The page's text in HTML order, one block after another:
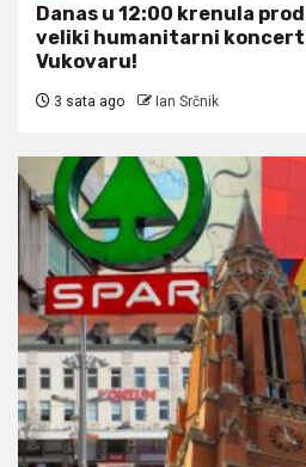
Danas u 12:00 krenula
veliki humanitarni koncert
Vukovaru!
3 sata ago Ian Srčnik